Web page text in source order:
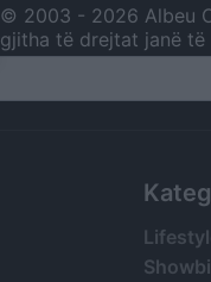
© 2003 - 2026 Albeu
gjitha të drejtat janë të